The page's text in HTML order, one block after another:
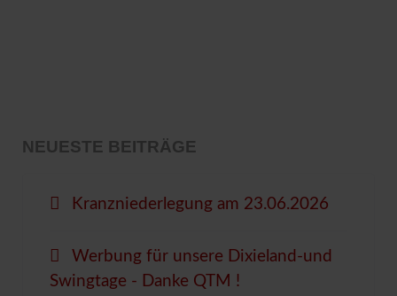
NEUESTE BEITRÄGE
Kranzniederlegung am 23.06.2026
Werbung für unsere Dixieland-und
Swingtage - Danke QTM !